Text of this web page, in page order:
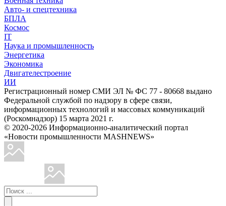
Авто- и спецтехника
БПЛА
Космос
IT
Наука и промышленность
Энергетика
Экономика
Двигателестроение
ИИ
Регистрационный номер СМИ ЭЛ № ФС 77 - 80668 выдано
Федеральной службой по надзору в сфере связи,
информационных технологий и массовых коммуникаций
(Роскомнадзор) 15 марта 2021 г.
© 2020-2026 Информационно-аналитический портал
«Новости промышленности MASHNEWS»